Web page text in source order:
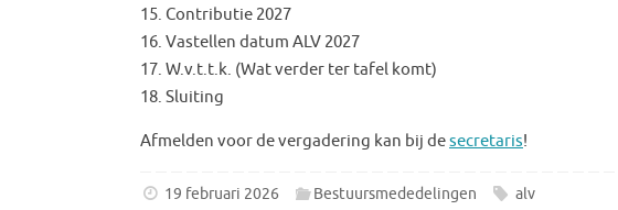
15. Contributie 2027
16. Vastellen datum ALV 2027
17. W.v.t.t.k. (Wat verder ter tafel komt)
18. Sluiting
Afmelden voor de vergadering kan bij desecretaris!
19 februari 2026 Bestuursmededelingen alv